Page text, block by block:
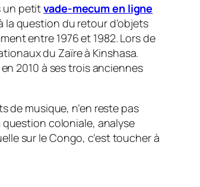
un petitvade-mecum en ligne
la question du retour d’objets
entre 1976 et 1982. Lors de
du Zaïre à Kinshasa.
2010 à ses trois anciennes
de musique, n’en reste pas
question coloniale, analyse
sur le Congo, c’est toucher à